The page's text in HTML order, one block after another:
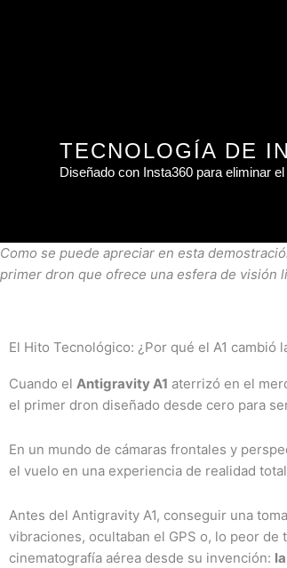
TECNOLOGÍA DE
Diseñado con Insta360 para eliminar
Como se puede apreciar en esta
primer dron que ofrece una esfera de visión
El Hito Tecnológico: ¿Por qué el A1 cambió
Cuando el Antigravity A1 aterrizó en el
el primer dron diseñado desde cero para
En un mundo de cámaras frontales y
el vuelo en una experiencia de realidad
Antes del Antigravity A1, conseguir una
vibraciones, ocultaban el GPS o, lo peor
cinematografía aérea desde su invención: